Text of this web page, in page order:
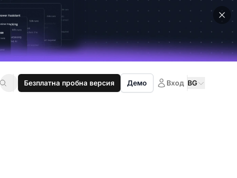
Безплатна пробна версия Демо Вход BG